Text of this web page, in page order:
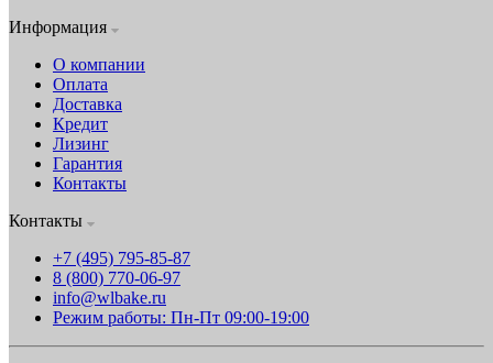
Информация
О компании
Оплата
Доставка
Кредит
Лизинг
Гарантия
Контакты
Контакты
+7 (495) 795-85-87
8 (800) 770-06-97
info@wlbake.ru
Режим работы: Пн-Пт 09:00-19:00